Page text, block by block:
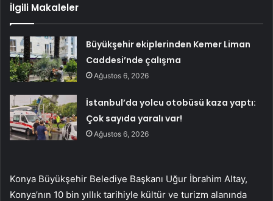
İlgili Makaleler
Büyükşehir ekiplerinden Kemer Liman
Caddesi’nde çalışma
Ağustos 6, 2026
İstanbul’da yolcu otobüsü kaza yaptı:
Çok sayıda yaralı var!
Ağustos 6, 2026
Konya Büyükşehir Belediye Başkanı Uğur İbrahim Altay,
Konya’nın 10 bin yıllık tarihiyle kültür ve turizm alanında